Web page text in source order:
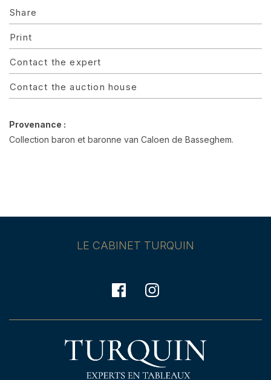
Share
Print
Contact the expert
Contact the auction house
Provenance :
Collection baron et baronne van Caloen de Basseghem.
LE CABINET TURQUIN